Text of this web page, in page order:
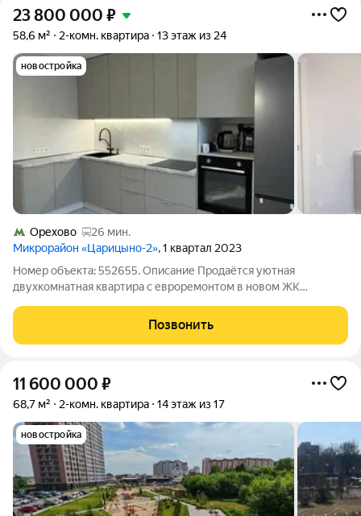
23 800 000 ₽
58,6 м² 2-комн. квартира 13 этаж из 24
новостройка
Орехово
26 мин.
Микрорайон «Царицыно-2», 1 квартал 2023
Номер объекта: 552655. Описание Продаётся уютная
двухкомнатная квартира с евроремонтом в новом ЖК
техникой, раздельный санузел, распашная планировка, спальня
Позвонить
11 600 000 ₽
68,7 м² 2-комн. квартира 14 этаж из 17
новостройка